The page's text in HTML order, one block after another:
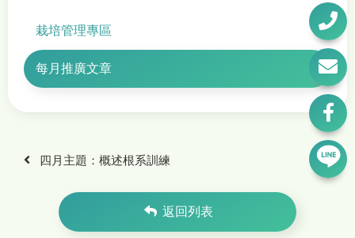
栽培管理專區
每月推廣文章
四月主題：概述根系訓練
返回列表